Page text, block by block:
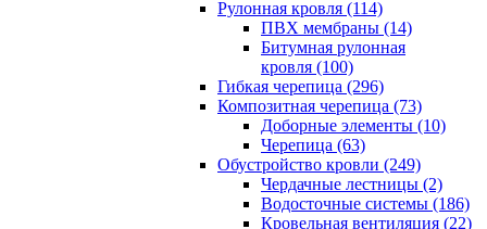
Рулонная кровля (114)
ПВХ мембраны (14)
Битумная рулонная
кровля (100)
Гибкая черепица (296)
Композитная черепица (73)
Доборные элементы (10)
Черепица (63)
Обустройство кровли (249)
Чердачные лестницы (2)
Водосточные системы (186)
Кровельная вентиляция (22)